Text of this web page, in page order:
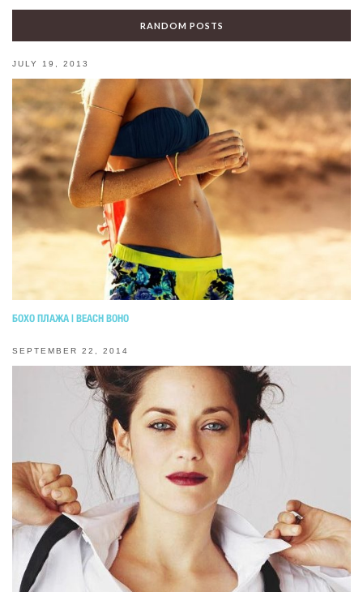
RANDOM POSTS
JULY 19, 2013
БОХО ПЛАЖА | BEACH BOHO
SEPTEMBER 22, 2014